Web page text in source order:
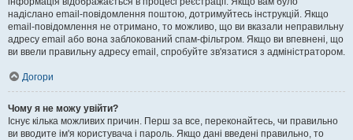
надіслано email-повідомлення поштою, дотримуйтесь інструкцій. Якщо
email-повідомлення не отримано, то можливо, що ви вказали неправильну
адресу email або вона заблокований спам-фільтром. Якщо ви впевнені, що
ви ввели правильну адресу email, спробуйте зв'язатися з адміністратором.
Догори
Чому я не можу увійти?
Існує кілька можливих причин. Перш за все, переконайтесь, чи правильно
ви вводите ім'я користувача і пароль. Якщо дані введені правильно, то